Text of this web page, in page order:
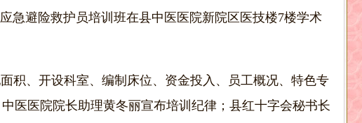
急避险救护员培训班在县中医医院新院区医技楼7楼学术
积、开设科室、编制床位、资金投入、员工概况、特色专
医医院院长助理黄冬丽宣布培训纪律；县红十字会秘书长